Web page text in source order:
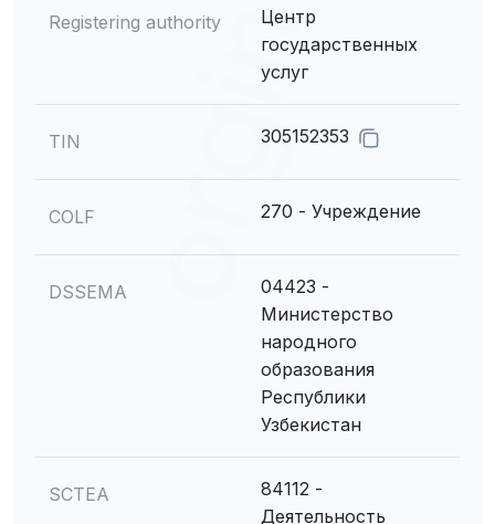
Registering authority
Центр
государственных
услуг
TIN 305152353
COLF 270 - Учреждение
DSSEMA
04423 -
Министерство
народного
образования
Республики
Узбекистан
SCTEA
84112 -
Деятельность